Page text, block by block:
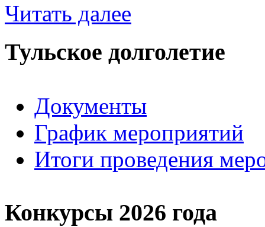
Читать далее
Тульское долголетие
Документы
График мероприятий
Итоги проведения
Конкурсы 2026 года